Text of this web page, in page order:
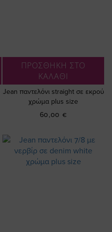
ΠΡΟΣΘΗΚΗ ΣΤΟ
ΚΑΛΑΘΙ
Jean παντελόνι straight σε εκρού
χρώμα plus size
60,00 €